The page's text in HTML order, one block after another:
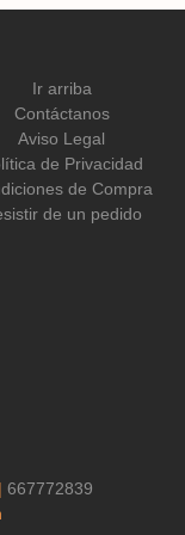
Ir arriba
Contáctanos
Aviso Legal
de Privacidad
de Compra
de un pedido
|667772839